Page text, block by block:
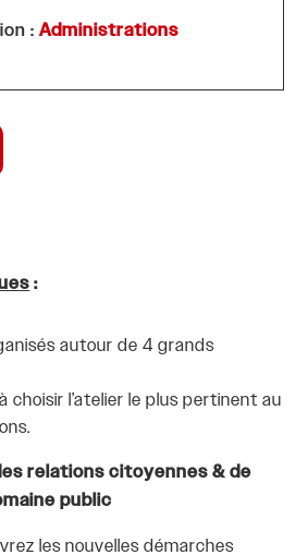
:Administrations
:
autour de 4 grands
choisir l’atelier le plus pertinent au
relations citoyennes & de
public
les nouvelles démarches